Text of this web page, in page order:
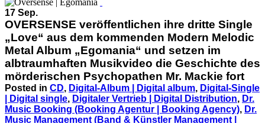
17 Sep.
OVERSENSE veröffentlichen ihre dritte Single
„Love“ aus dem kommenden Modern Melodic
Metal Album „Egomania“ und setzen im
albtraumhaften Musikvideo die Geschichte des
mörderischen Psychopathen Mr. Mackie fort
Posted in CD, Digital-Album | Digital album, Digital-Single
| Digital single, Digitaler Vertrieb | Digital Distribution, Dr.
Music Booking (Booking Agentur | Booking Agency), Dr.
Music Management (Band & Künstler Management |